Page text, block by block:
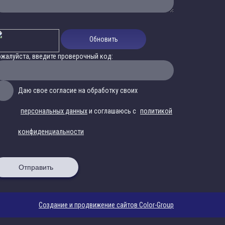
Обновить
введите проверочный код:
Даю свое согласие на обработку своих
персональных данныхи соглашаюсь с политикой
конфиденциальности
Отправить
Создание и продвижение сайтов Color-Group